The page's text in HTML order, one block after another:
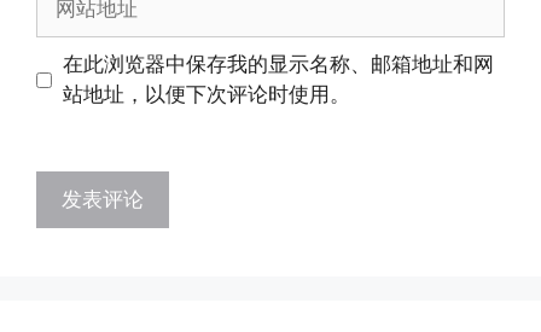
址
址
在此浏览器中保存我的显示名称、邮箱地址和网
站地址，以便下次评论时使用。